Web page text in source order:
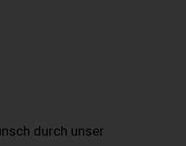
durch unser